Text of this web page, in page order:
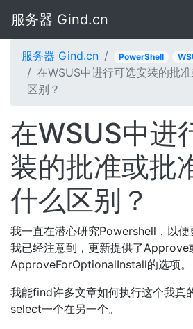
服务器 Gind.cn
服务器 Gind.cn PowerShell
在WSUS中进行可选安装的批
区别？
在WSUS中进
装的批准或批
什么区别？
我一直在潜心研究Powershell，以便
我已经注意到，更新提供了Approve
ApproveForOptionalInstall的选项。
我能find许多文章如何执行这个我真
select一个在另一个。